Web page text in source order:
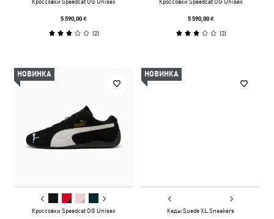
5 590,00 ₴
(2)
5 590,00 ₴
(2)
НОВИНКА
Кроссовки Speedcat OG Unisex
НОВИНКА
Кеды Suede XL Sneakers